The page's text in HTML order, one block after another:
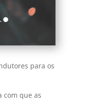
para os
com que as